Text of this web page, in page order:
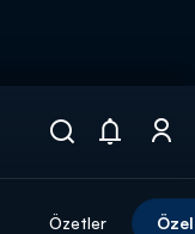
Özetler